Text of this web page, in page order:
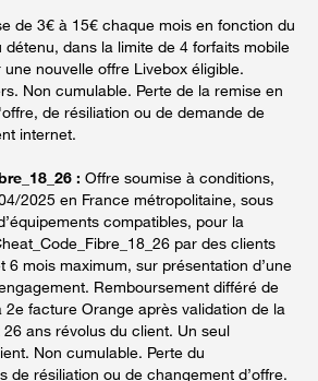
de 3€ à 15€ chaque mois en fonction du
dans la limite de 4 forfaits mobile
nouvelle offre Livebox éligible.
Non cumulable. Perte de la remise en
de résiliation ou de demande de
internet.
: Offre soumise à conditions,
2025 en France métropolitaine, sous
compatibles, pour la
par des clients
6 mois maximum, sur présentation d’une
Remboursement différé de
facture Orange après validation de la
26 ans révolus du client. Un seul
Non cumulable. Perte du
de résiliation ou de changement d’offre.